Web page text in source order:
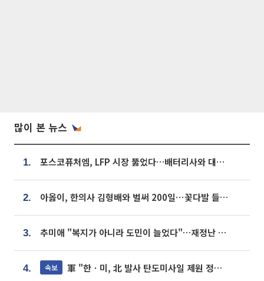
많이 본 뉴스
1. 포스코퓨처엠, LFP 시장 뚫었다…배터리사와 대규모 장기 공급 합의
2. 아옳이, 한의사 김형배와 벌써 200일⋯꽃다발 들고 "프러포즈 아냐"
3. 추미애 "복지가 아니라 도민이 늘었다"…재정난 책임론 정면돌파
4. 속보 軍 "한ㆍ미, 北 발사 탄도미사일 제원 정밀분석 중"